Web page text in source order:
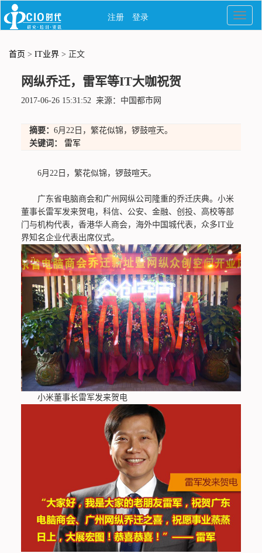
首页 > IT业界 > 正文
网纵乔迁，雷军等IT大咖祝贺
2017-06-26 15:31:52 来源：中国都市网
摘要： 6月22日，繁花似锦，锣鼓喧天。
关键词：
雷军
6月22日，繁花似锦，锣鼓喧天。
广东省电脑商会和广州网纵公司隆重的乔迁庆典。小米
董事长雷军发来贺电，科信、公安、金融、创投、高校等部
门与机构代表，香港华人商会，海外中国城代表，众多IT业
界知名企业代表出席仪式。
小米董事长雷军发来贺电